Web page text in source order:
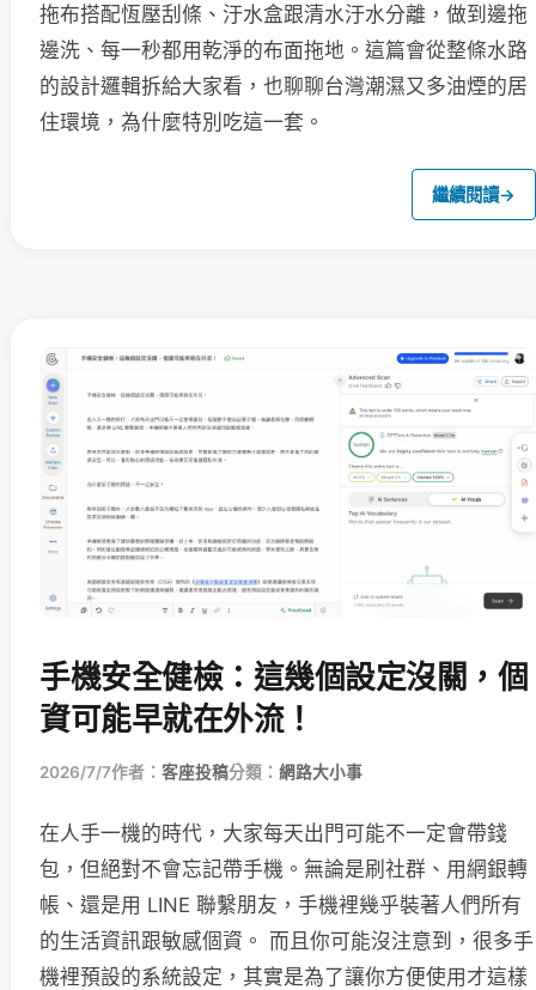
拖布搭配恆壓刮條、汙水盒跟清水汙水分離，做到邊拖
邊洗、每一秒都用乾淨的布面拖地。這篇會從整條水路
的設計邏輯拆給大家看，也聊聊台灣潮濕又多油煙的居
住環境，為什麼特別吃這一套。
繼續閱讀→
手機安全健檢：這幾個設定沒關，個
資可能早就在外流！
2026/7/7作者： 客座投稿分類： 網路大小事
在人手一機的時代，大家每天出門可能不一定會帶錢
包，但絕對不會忘記帶手機。無論是刷社群、用網銀轉
帳、還是用 LINE 聯繫朋友，手機裡幾乎裝著人們所有
的生活資訊跟敏感個資。 而且你可能沒注意到，很多手
機裡預設的系統設定，其實是為了讓你方便使用才這樣